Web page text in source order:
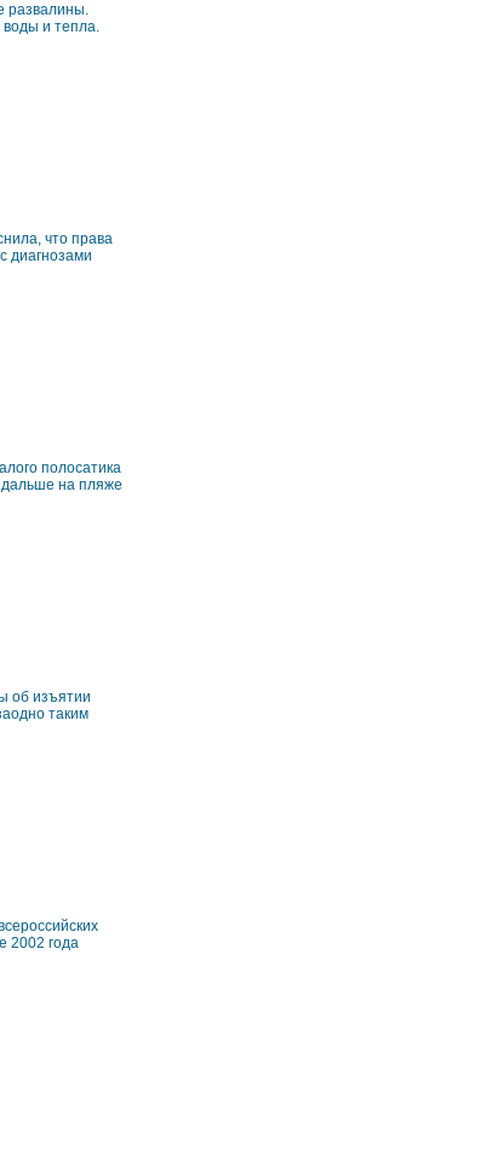
развалины.
воды и тепла.
что права
диагнозами
полосатика
на пляже
об изъятии
таким
2002 года